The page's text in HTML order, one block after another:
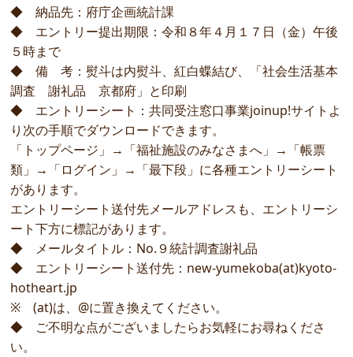
◆ 納品先：府庁企画統計課
◆ エントリー提出期限：令和８年４月１７日（金）午後
５時まで
◆ 備 考：熨斗は内熨斗、紅白蝶結び、「社会生活基本
調査 謝礼品 京都府」と印刷
◆ エントリーシート：共同受注窓口事業joinup!サイトよ
り次の手順でダウンロードできます。
「トップページ」→「福祉施設のみなさまへ」→「帳票
類」→「ログイン」→「最下段」に各種エントリーシート
があります。
エントリーシート送付先メールアドレスも、エントリーシ
ート下方に標記があります。
◆ メールタイトル：No.９統計調査謝礼品
◆ エントリーシート送付先：new-yumekoba(at)kyoto-
hotheart.jp
※ (at)は、@に置き換えてください。
◆ ご不明な点がございましたらお気軽にお尋ねくださ
い。